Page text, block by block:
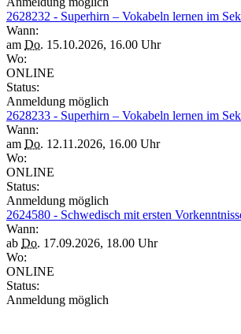
2628232 - Superhirn – Vokabeln lernen im
Wann:
am Do. 15.10.2026, 16.00 Uhr
Wo:
ONLINE
Status:
Anmeldung möglich
2628233 - Superhirn – Vokabeln lernen im
Wann:
am Do. 12.11.2026, 16.00 Uhr
Wo:
ONLINE
Status:
Anmeldung möglich
2624580 - Schwedisch mit ersten
Wann:
ab Do. 17.09.2026, 18.00 Uhr
Wo:
ONLINE
Status:
Anmeldung möglich